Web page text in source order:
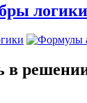
логики